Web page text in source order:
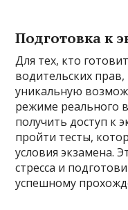
Подготовка к
Для тех, кто
водительских
уникальную
режиме реального
получить доступ к
пройти тесты,
условия экзамена.
стресса и
успешному